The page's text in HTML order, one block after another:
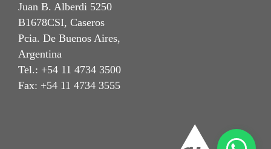
Juan B. Alberdi 5250
B1678CSI, Caseros
Pcia. De Buenos Aires,
Argentina
Tel.: +54 11 4734 3500
Fax: +54 11 4734 3555